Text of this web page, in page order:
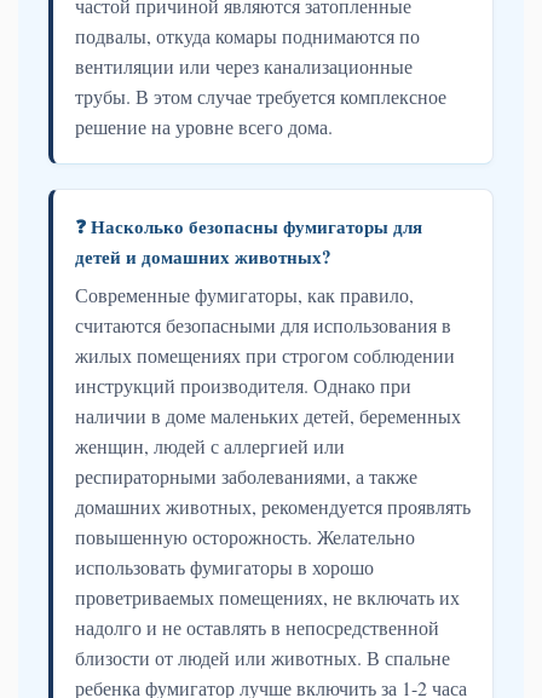
частой причиной являются затопленные
подвалы, откуда комары поднимаются по
вентиляции или через канализационные
трубы. В этом случае требуется комплексное
решение на уровне всего дома.
❓ Насколько безопасны фумигаторы для
детей и домашних животных?
Современные фумигаторы, как правило,
считаются безопасными для использования в
жилых помещениях при строгом соблюдении
инструкций производителя. Однако при
наличии в доме маленьких детей, беременных
женщин, людей с аллергией или
респираторными заболеваниями, а также
домашних животных, рекомендуется проявлять
повышенную осторожность. Желательно
использовать фумигаторы в хорошо
проветриваемых помещениях, не включать их
надолго и не оставлять в непосредственной
близости от людей или животных. В спальне
ребенка фумигатор лучше включить за 1-2 часа